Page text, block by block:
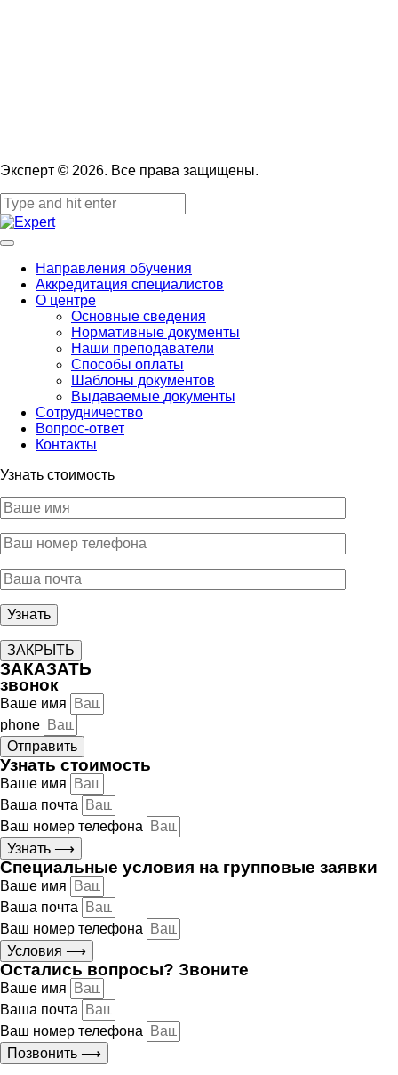
Эксперт © 2026. Все права защищены.
Направления обучения
Аккредитация специалистов
О центре
Основные сведения
Нормативные документы
Наши преподаватели
Способы оплаты
Шаблоны документов
Выдаваемые документы
Сотрудничество
Вопрос-ответ
Контакты
Узнать стоимость
ЗАКРЫТЬ
ЗАКАЗАТЬ
звонок
Ваше имя
phone
Отправить
Узнать стоимость
Ваше имя
Ваша почта
Ваш номер телефона
Узнать ⟶
Специальные условия на групповые заявки
Ваше имя
Ваша почта
Ваш номер телефона
Условия ⟶
Остались вопросы? Звоните
Ваше имя
Ваша почта
Ваш номер телефона
Позвонить ⟶